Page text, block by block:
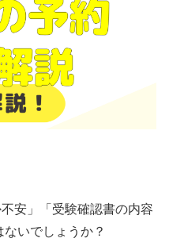
安」「受験確認書の内容
いでしょうか？